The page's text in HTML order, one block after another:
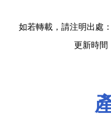
如若轉載，請注明出處
更新時間